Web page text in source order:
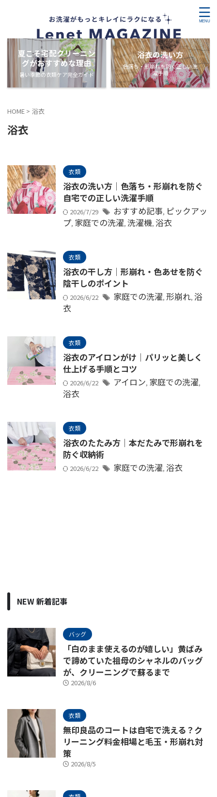
夏こそ宅配クリーニン
グがおすすめな理由
暑い季節の衣類ケア完全ガイド
浴衣の洗い方
色落ち・形崩れを防ぐ正しい洗
濯手順
HOME > 浴衣
浴衣
衣類
浴衣の洗い方｜色落ち・形崩れを防ぐ
自宅での正しい洗濯手順
2026/7/29 おすすめ記事, ピックアッ
プ, 家庭での洗濯, 洗濯機, 浴衣
衣類
浴衣の干し方｜形崩れ・色あせを防ぐ
陰干しのポイント
2026/6/22 家庭での洗濯, 形崩れ, 浴
衣
衣類
浴衣のアイロンがけ｜パリッと美しく
仕上げる手順とコツ
2026/6/22 アイロン, 家庭での洗濯,
浴衣
衣類
浴衣のたたみ方｜本だたみで形崩れを
防ぐ収納術
2026/6/22 家庭での洗濯, 浴衣
NEW 新着記事
バッグ
「白のまま使えるのが嬉しい」黄ばみ
で諦めていた祖母のシャネルのバッグ
が、クリーニングで蘇るまで
2026/8/6
衣類
無印良品のコートは自宅で洗える？ク
リーニング料金相場と毛玉・形崩れ対
策
2026/8/5